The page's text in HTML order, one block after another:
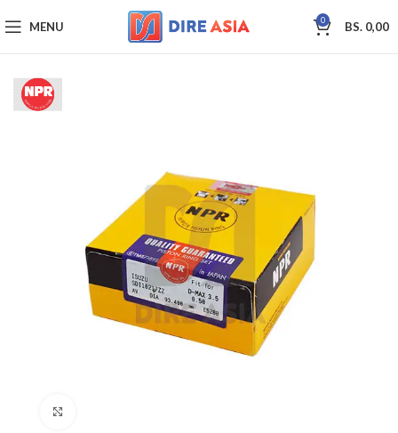
MENU 0 BS. 0,00